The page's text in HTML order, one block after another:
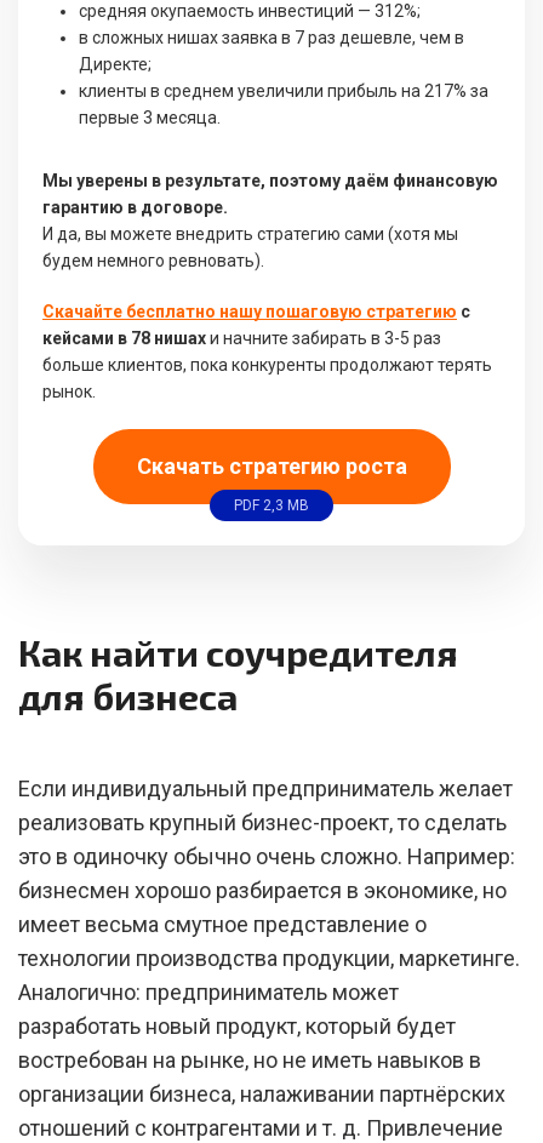
средняя окупаемость инвестиций — 312%;
в сложных нишах заявка в 7 раз дешевле, чем в
Директе;
клиенты в среднем увеличили прибыль на 217% за
первые 3 месяца.
Мы уверены в результате, поэтому даём финансовую
гарантию в договоре.
И да, вы можете внедрить стратегию сами (хотя мы
будем немного ревновать).
Скачайте бесплатно нашу пошаговую стратегию с
кейсами в 78 нишахи начните забирать в 3-5 раз
больше клиентов, пока конкуренты продолжают терять
рынок.
Скачать стратегию роста
PDF 2,3 MB
Как найти соучредителя
для бизнеса
Если индивидуальный предприниматель желает
реализовать крупный бизнес-проект, то сделать
это в одиночку обычно очень сложно. Например:
бизнесмен хорошо разбирается в экономике, но
имеет весьма смутное представление о
технологии производства продукции, маркетинге.
Аналогично: предприниматель может
разработать новый продукт, который будет
востребован на рынке, но не иметь навыков в
организации бизнеса, налаживании партнёрских
отношений с контрагентами и т. д. Привлечение